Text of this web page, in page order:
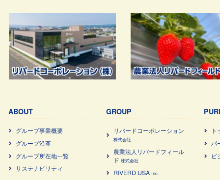
ABOUT
グループ事業概要
グループ沿革
グループ所在地一覧
サステナビリティ
GROUP
リバードコーポレーション
株式会社
農業法⼈リバードフィール
ド 株式会社
RIVERD USA Inc.
パ
ビ